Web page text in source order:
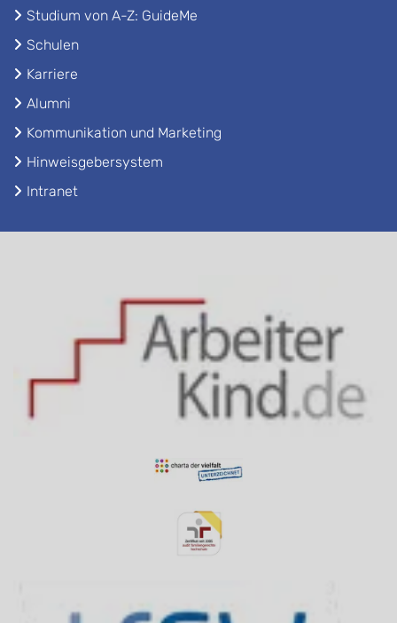
Studium von A-Z: GuideMe
Schulen
Karriere
Alumni
Kommunikation und Marketing
Hinweisgebersystem
Intranet